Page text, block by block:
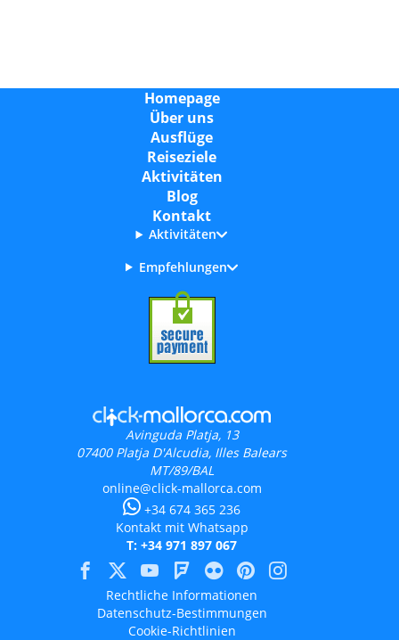
Homepage
Über uns
Ausflüge
Reiseziele
Aktivitäten
Blog
Kontakt
Aktivitäten
Empfehlungen
Avinguda Platja, 13
07400 Platja D'Alcudia, Illes Balears
MT/89/BAL
online@click-mallorca.com
+34 674 365 236
Kontakt mit Whatsapp
T: +34 971 897 067
Rechtliche Informationen
Datenschutz-Bestimmungen
Cookie-Richtlinien